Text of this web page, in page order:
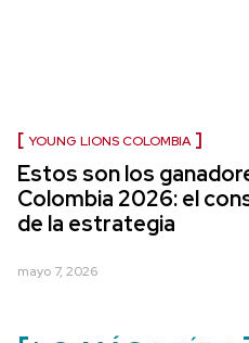
YOUNG LIONS COLOMBIA
Estos son los
Colombia 2026: el
de la estrategia
mayo 7, 2026